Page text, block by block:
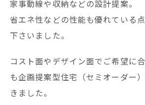
家事動線や収納などの設計提案。
省エネ性などの性能も優れている
下さいました。
コスト面やデザイン面でご希望に
も企画提案型住宅（セミオーダー
きました。